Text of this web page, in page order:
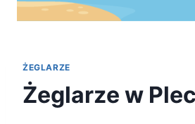
ŻEGLARZE
Żeglarze w